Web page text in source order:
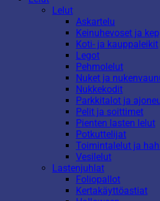
Lelut
Askartelu
Keinuhevoset ja
Koti- ja kauppaleikit
Legot
Pehmolelut
Nuket ja
Nukkekodit
Parkkitalot ja
Pelit ja soittimet
Pienten lasten lelut
Potkuttelijat
Toimintalelut ja
Vesilelut
Lastenjuhlat
Foliopallot
Kertakäyttöastiat